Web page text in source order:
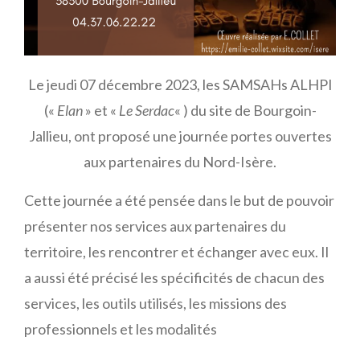
Le jeudi 07 décembre 2023, les SAMSAHs ALHPI
(« Elan» et « Le Serdac« ) du site de Bourgoin-
Jallieu, ont proposé une journée portes ouvertes
aux partenaires du Nord-Isère.
Cette journée a été pensée dans le but de pouvoir
présenter nos services aux partenaires du
territoire, les rencontrer et échanger avec eux. Il
a aussi été précisé les spécificités de chacun des
services, les outils utilisés, les missions des
professionnels et les modalités